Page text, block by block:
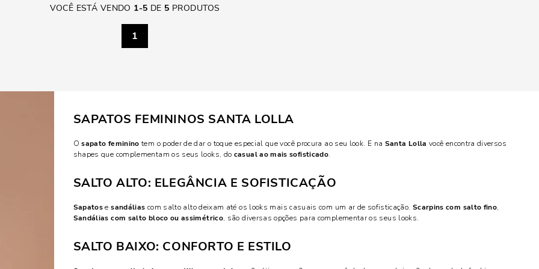
VOCÊ ESTÁ VENDO 1-5 DE 5 PRODUTOS
1
SAPATOS FEMININOS SANTA LOLLA
Osapato feminino tem o poder de dar o toque especial que você procura ao seu look. E na Santa Lolla você encontra diversos
shapes que complementam os seus looks, do casual ao mais sofisticado.
SALTO ALTO: ELEGÂNCIA E SOFISTICAÇÃO
Sapatosesandálias com salto alto deixam até os looks mais casuais com um ar de sofisticação. Scarpins com salto fino,
Sandálias com salto bloco ou assimétrico, são diversas opções para complementar os seus looks.
SALTO BAIXO: CONFORTO E ESTILO